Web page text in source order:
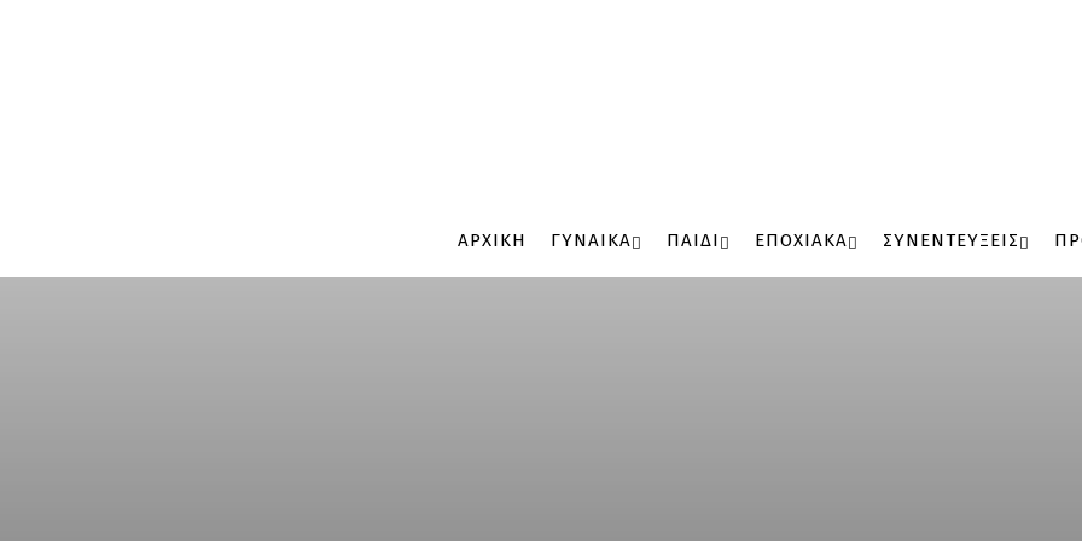
ΑΡΧΙΚΗ ΓΥΝΑΙΚΑ ΠΑΙΔΙ ΕΠΟΧΙΑΚΑ ΣΥΝΕΝΤΕΥΞΕΙΣ